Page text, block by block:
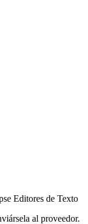
Editores de Texto
al proveedor.